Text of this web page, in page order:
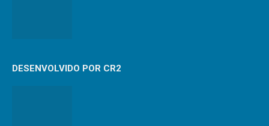
DESENVOLVIDO POR CR2